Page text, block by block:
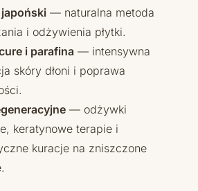
— naturalna metoda
i odżywienia płytki.
i parafina — intensywna
skóry dłoni i poprawa
— odżywki
keratynowe terapie i
kuracje na zniszczone